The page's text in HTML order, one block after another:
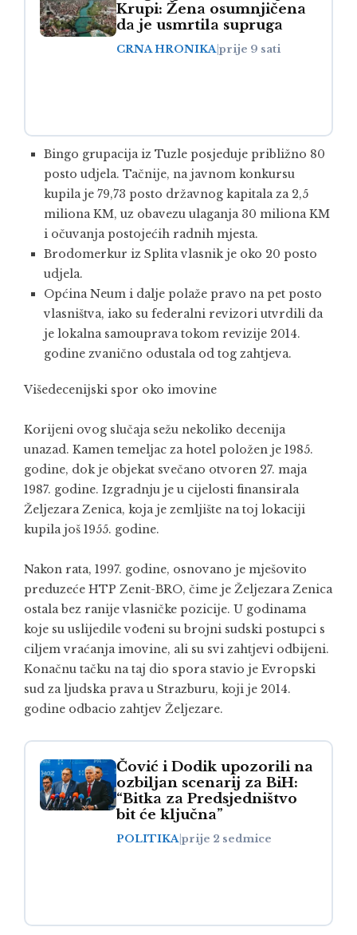
Krupi: Žena osumnjičena
da je usmrtila supruga
CRNA HRONIKAprije 9 sati
Bingo grupacija iz Tuzle posjeduje približno 80
posto udjela. Tačnije, na javnom konkursu
kupila je 79,73 posto državnog kapitala za 2,5
miliona KM, uz obavezu ulaganja 30 miliona KM
i očuvanja postojećih radnih mjesta.
Brodomerkur iz Splita vlasnik je oko 20 posto
udjela.
Općina Neum i dalje polaže pravo na pet posto
vlasništva, iako su federalni revizori utvrdili da
je lokalna samouprava tokom revizije 2014.
godine zvanično odustala od tog zahtjeva.
Višedecenijski spor oko imovine
Korijeni ovog slučaja sežu nekoliko decenija
unazad. Kamen temeljac za hotel položen je 1985.
godine, dok je objekat svečano otvoren 27. maja
1987. godine. Izgradnju je u cijelosti finansirala
Željezara Zenica, koja je zemljište na toj lokaciji
kupila još 1955. godine.
Nakon rata, 1997. godine, osnovano je mješovito
preduzeće HTP Zenit-BRO, čime je Željezara Zenica
ostala bez ranije vlasničke pozicije. U godinama
koje su uslijedile vođeni su brojni sudski postupci s
ciljem vraćanja imovine, ali su svi zahtjevi odbijeni.
Konačnu tačku na taj dio spora stavio je Evropski
sud za ljudska prava u Strazburu, koji je 2014.
godine odbacio zahtjev Željezare.
Čović i Dodik upozorili na
ozbiljan scenarij za BiH:
“Bitka za Predsjedništvo
bit će ključna”
POLITIKAprije 2 sedmice